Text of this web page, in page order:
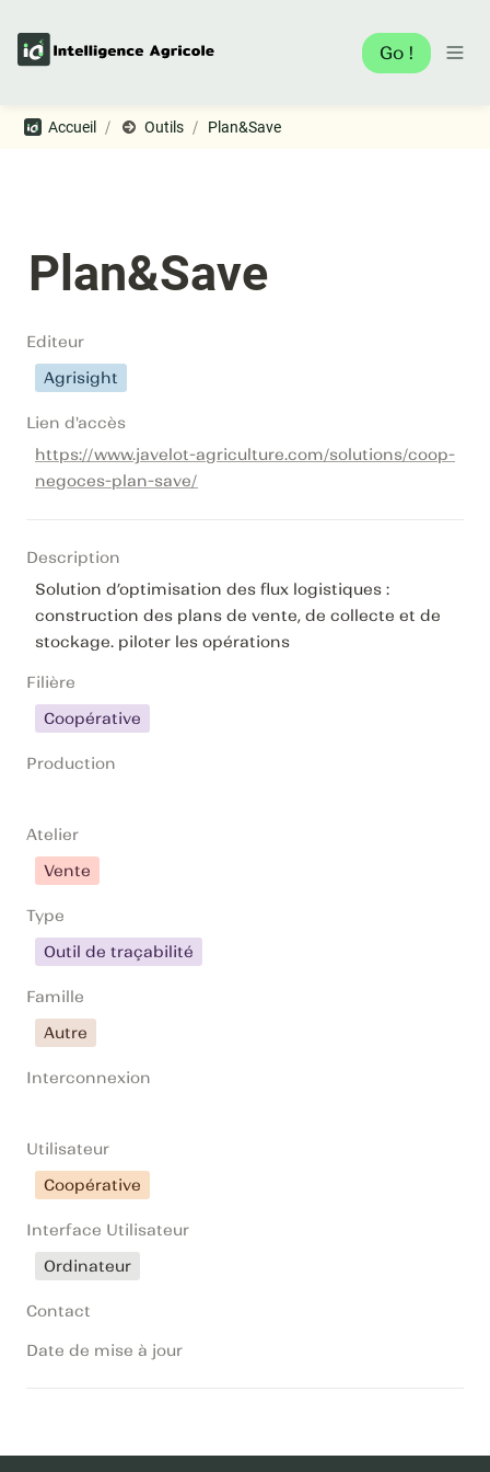
Go !
Accueil / Outils / Plan&Save
Plan&Save
Editeur
Agrisight
Lien d'accès
https://www.javelot-agriculture.com/solutions/coop-
negoces-plan-save/
Description
Solution d’optimisation des flux logistiques :
construction des plans de vente, de collecte et de
stockage. piloter les opérations
Filière
Coopérative
Production
Atelier
Vente
Type
Outil de traçabilité
Famille
Autre
Interconnexion
Utilisateur
Coopérative
Interface Utilisateur
Ordinateur
Contact
Date de mise à jour